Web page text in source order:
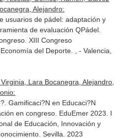
Alejandro:
usuarios de pádel: adaptación y
de evaluación QPádel.
XIII Congreso
del Deporte. , - Valencia,
Lara Bocanegra, Alejandro,
Gamificaci?N en Educaci?N
en congreso. EduEmer 2023. I
de Educación, Innovación y
Sevilla. 2023